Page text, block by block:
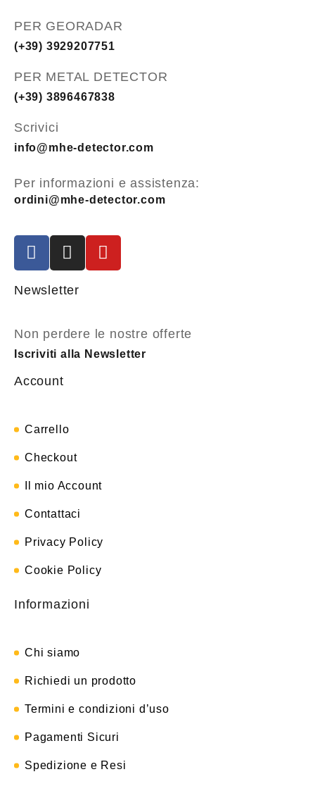
PER GEORADAR
(+39) 3929207751
PER METAL DETECTOR
(+39) 3896467838
Scrivici
info@mhe-detector.com
Per informazioni e assistenza:
ordini@mhe-detector.com
Newsletter
Non perdere le nostre offerte
Iscriviti alla Newsletter
Account
Carrello
Checkout
Il mio Account
Contattaci
Privacy Policy
Cookie Policy
Informazioni
Chi siamo
Richiedi un prodotto
Termini e condizioni d’uso
Pagamenti Sicuri
Spedizione e Resi